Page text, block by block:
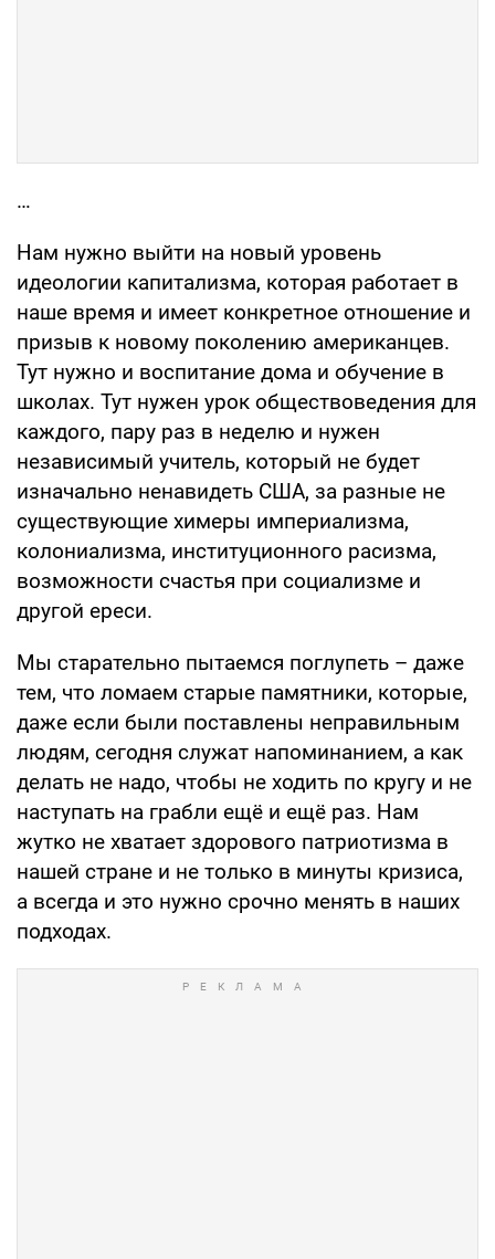
…
Нам нужно выйти на новый уровень
идеологии капитализма, которая работает в
наше время и имеет конкретное отношение и
призыв к новому поколению американцев.
Тут нужно и воспитание дома и обучение в
школах. Тут нужен урок обществоведения для
каждого, пару раз в неделю и нужен
независимый учитель, который не будет
изначально ненавидеть США, за разные не
существующие химеры империализма,
колониализма, институционного расизма,
возможности счастья при социализме и
другой ереси.
Мы старательно пытаемся поглупеть – даже
тем, что ломаем старые памятники, которые,
даже если были поставлены неправильным
людям, сегодня служат напоминанием, а как
делать не надо, чтобы не ходить по кругу и не
наступать на грабли ещё и ещё раз. Нам
жутко не хватает здорового патриотизма в
нашей стране и не только в минуты кризиса,
а всегда и это нужно срочно менять в наших
подходах.